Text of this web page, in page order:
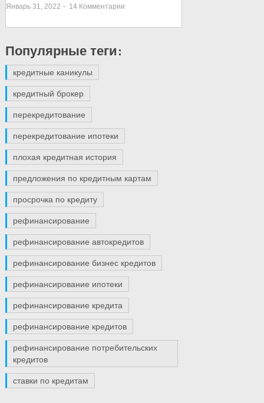
Январь 31, 2022 - 14Комментарии
Популярные теги:
кредитные каникулы
кредитный брокер
перекредитование
перекредитование ипотеки
плохая кредитная история
предложения по кредитным картам
просрочка по кредиту
рефинансирование
рефинансирование автокредитов
рефинансирование бизнес кредитов
рефинансирование ипотеки
рефинансирование кредита
рефинансирование кредитов
рефинансирование потребительских
кредитов
ставки по кредитам